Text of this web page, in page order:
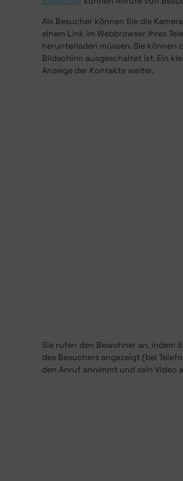
Als Besucher können Sie die
einem Link im Webbrowser Ihres
herunterladen müssen. Sie können
Bildschirm ausgeschaltet ist. Ein
Anzeige der Kontakte weiter.
Sie rufen den Bewohner an, indem
des Besuchers angezeigt (bei
den Anruf annimmt und sein Video